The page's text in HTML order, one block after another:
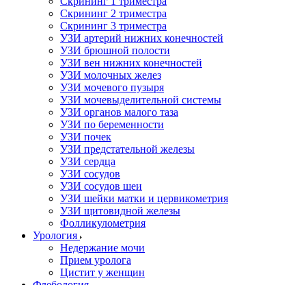
Скрининг 2 триместра
Скрининг 3 триместра
УЗИ артерий нижних конечностей
УЗИ брюшной полости
УЗИ вен нижних конечностей
УЗИ молочных желез
УЗИ мочевого пузыря
УЗИ мочевыделительной системы
УЗИ органов малого таза
УЗИ по беременности
УЗИ почек
УЗИ предстательной железы
УЗИ сердца
УЗИ сосудов
УЗИ сосудов шеи
УЗИ шейки матки и цервикометрия
УЗИ щитовидной железы
Фолликулометрия
Урология
Недержание мочи
Прием уролога
Цистит у женщин